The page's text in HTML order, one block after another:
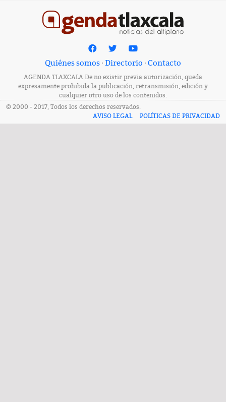
Quiénes somos · Directorio · Contacto
AGENDA TLAXCALA De no existir previa autorización, queda
expresamente prohibida la publicación, retransmisión, edición y
cualquier otro uso de los contenidos.
© 2000 - 2017, Todos los derechos reservados.
AVISO LEGAL
POLÍTICAS DE PRIVACIDAD